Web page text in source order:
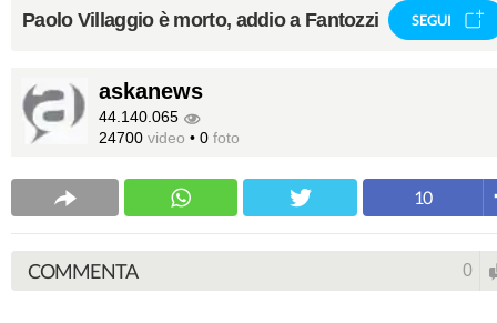
Paolo Villaggio è morto, addio a Fantozzi SEGUI
askanews
44.140.065
24700 video • 0 foto
10
COMMENTA 0